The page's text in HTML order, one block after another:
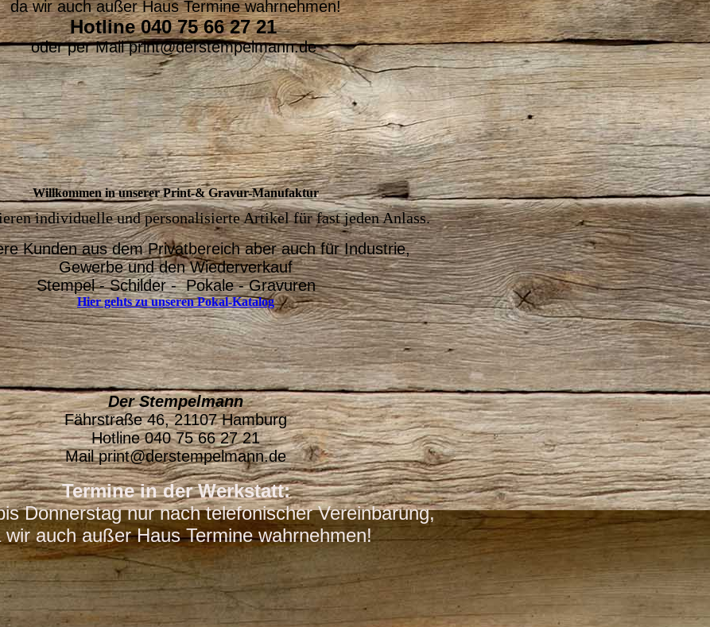
da wir auch außer Haus Termine wahrnehmen!
Hotline 040 75 66 27 21
oder per Mail print@derstempelmann.de
Willkommen in unserer Print-& Gravur-Manufaktur
individuelle und personalisierte Artikel für fast jeden Anlass.
Kunden aus dem Privatbereich aber auch für Industrie,
Gewerbe und den Wiederverkauf
Stempel - Schilder - Pokale - Gravuren
Hier gehts zu unseren Pokal-Katalog
Der Stempelmann
Fährstraße 46, 21107 Hamburg
Hotline 040 75 66 27 21
Mail print@derstempelmann.de
Termine in der Werkstatt:
Donnerstag nur nach telefonischer Vereinbarung,
wir auch außer Haus Termine wahrnehmen!